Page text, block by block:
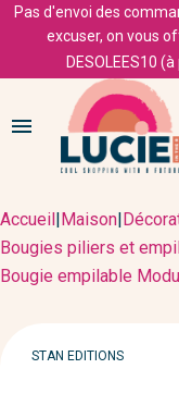
Pas d'envoi des
excuser, on vous
DESOLEES10

Accueil|Maison|
Bougies piliers et
Bougie empilable
MARQUE
STAN EDITIONS